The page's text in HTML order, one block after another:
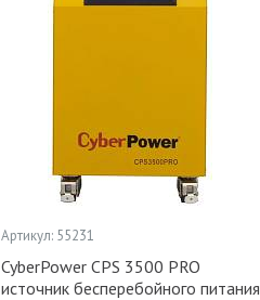
Артикул: 55231
CyberPower CPS 3500 PRO
источник бесперебойного питания